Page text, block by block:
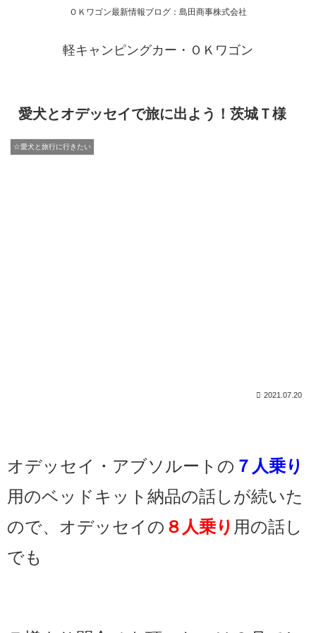
ＯＫワゴン最新情報ブログ：島田商事株式会社
軽キャンピングカー・ＯＫワゴン
愛犬とオデッセイで旅に出よう！茨城Ｔ様
☆愛犬と旅行に行きたい
2021.07.20
オデッセイ・アブソルートの ７人乗り
用のベッドキット納品の話しが続いた
ので、オデッセイの ８人乗り 用の話し
でも